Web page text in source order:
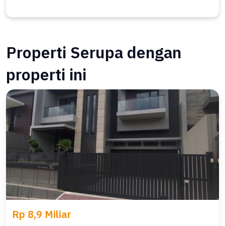
Properti Serupa dengan
properti ini
Rp 8,9 Miliar